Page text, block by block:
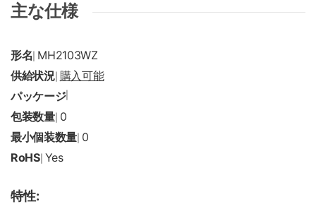
主な仕様
形名 MH2103WZ
供給状況| 購入可能
パッケージ|
包装数量| 0
最小個装数量 0
RoHS| Yes
特性: